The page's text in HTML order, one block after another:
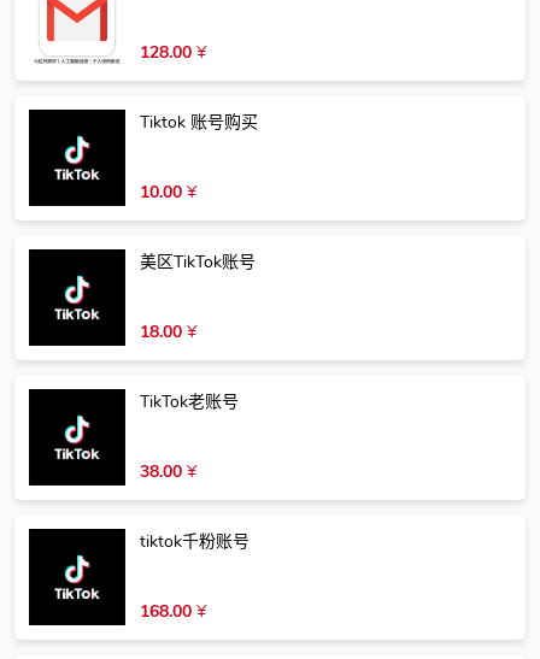
128.00 ¥
Tiktok 账号购买
10.00 ¥
美区TikTok账号
18.00 ¥
TikTok老账号
38.00 ¥
tiktok千粉账号
168.00 ¥